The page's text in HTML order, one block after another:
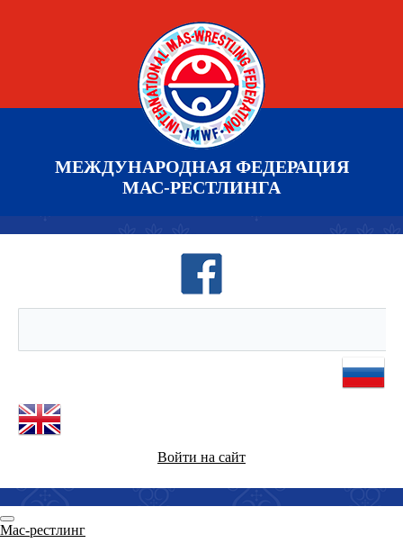
МЕЖДУНАРОДНАЯ ФЕДЕРАЦИЯ
МАС-РЕСТЛИНГА
Войти на сайт
Мас-рестлинг